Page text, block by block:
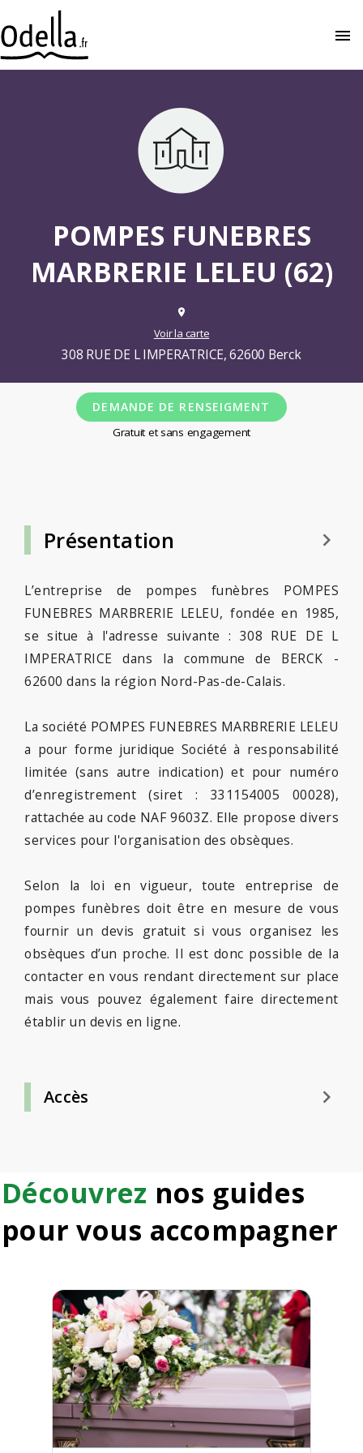
menu
POMPES FUNEBRES
MARBRERIE LELEU (62)
place
Voir la carte
308 RUE DE L IMPERATRICE, 62600 Berck
DEMANDE DE RENSEIGMENT
Gratuit et sans engagement
Présentation keyboard_arrow_right
L’entreprise de pompes funèbres POMPES
FUNEBRES MARBRERIE LELEU, fondée en 1985,
se situe à l'adresse suivante : 308 RUE DE L
IMPERATRICE dans la commune de BERCK -
62600 dans la région Nord-Pas-de-Calais.
La société POMPES FUNEBRES MARBRERIE LELEU
a pour forme juridique Société à responsabilité
limitée (sans autre indication) et pour numéro
d’enregistrement (siret : 331154005 00028),
rattachée au code NAF 9603Z. Elle propose divers
services pour l'organisation des obsèques.
Selon la loi en vigueur, toute entreprise de
pompes funèbres doit être en mesure de vous
fournir un devis gratuit si vous organisez les
obsèques d’un proche. Il est donc possible de la
contacter en vous rendant directement sur place
mais vous pouvez également faire directement
établir un devis en ligne.
Accès keyboard_arrow_right
Découvrez nos guides
pour vous accompagner